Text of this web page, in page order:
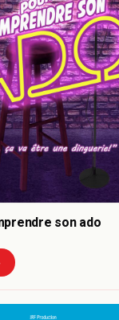
son ado